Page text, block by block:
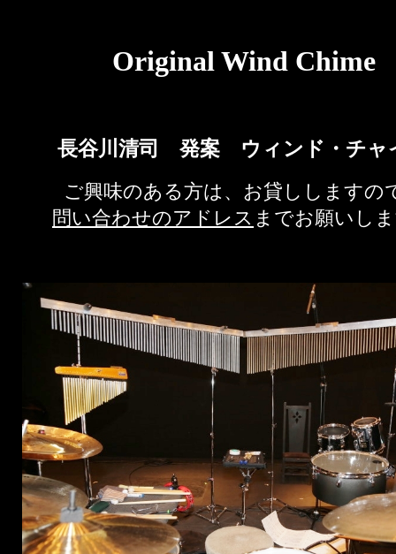
Original Wind Chime
長谷川清司 発案 ウィンド・チャ
ご興味のある方は、お貸ししますの
問い合わせのアドレス までお願いし